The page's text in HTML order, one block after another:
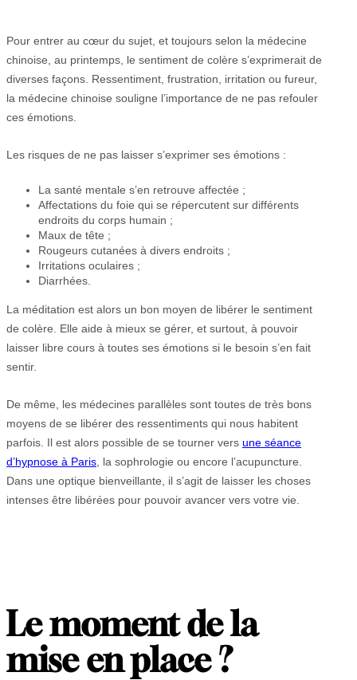
Pour entrer au cœur du sujet, et toujours selon la médecine
chinoise, au printemps, le sentiment de colère s’exprimerait de
diverses façons. Ressentiment, frustration, irritation ou fureur,
la médecine chinoise souligne l’importance de ne pas refouler
ces émotions.
Les risques de ne pas laisser s’exprimer ses émotions :
La santé mentale s’en retrouve affectée ;
Affectations du foie qui se répercutent sur différents
endroits du corps humain ;
Maux de tête ;
Rougeurs cutanées à divers endroits ;
Irritations oculaires ;
Diarrhées.
La méditation est alors un bon moyen de libérer le sentiment
de colère. Elle aide à mieux se gérer, et surtout, à pouvoir
laisser libre cours à toutes ses émotions si le besoin s’en fait
sentir.
De même, les médecines parallèles sont toutes de très bons
moyens de se libérer des ressentiments qui nous habitent
parfois. Il est alors possible de se tourner vers une séance
d’hypnose à Paris , la sophrologie ou encore l’acupuncture.
Dans une optique bienveillante, il s’agit de laisser les choses
intenses être libérées pour pouvoir avancer vers votre vie.
Le moment de la
mise en place ?